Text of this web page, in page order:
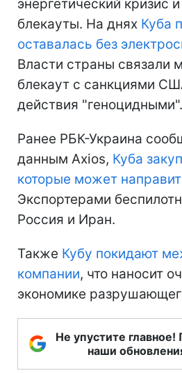
энергетический кризис
блекауты. На днях Куба
оставалась без
Власти страны связали
блекаут с санкциями
действия "геноцидными".
Ранее РБК-Украина
данным Axios, Куба
которые может
Экспортерами
Россия и Иран.
Также Кубу покидают
компании, что наносит
экономике
Не упустите
наши